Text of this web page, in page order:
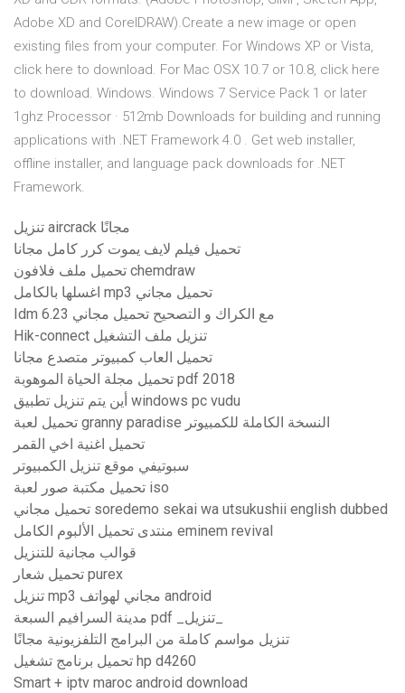
Adobe XD and CorelDRAW).Create a new image or open
existing files from your computer. For Windows XP or Vista,
click here to download. For Mac OSX 10.7 or 10.8, click here
to download. Windows. Windows 7 Service Pack 1 or later
1ghz Processor · 512mb Downloads for building and running
applications with .NET Framework 4.0 . Get web installer,
offline installer, and language pack downloads for .NET
Framework.
تنزيل aircrack مجانًا
تحميل فيلم لايف يموت كرر كامل مجانا
تحميل ملف فلافون chemdraw
اغسلها بالكامل mp3 تحميل مجاني
Idm 6.23 مع الكراك و التصحيح تحميل مجاني
Hik-connect تنزيل ملف التشغيل
تحميل العاب كمبيوتر متصدع مجانا
تحميل مجلة الحياة الموهوبة pdf 2018
أين يتم تنزيل تطبيق windows pc vudu
تحميل لعبة granny paradise النسخة الكاملة للكمبيوتر
تحميل اغنية اخي القمر
سبوتيفي موقع تنزيل الكمبيوتر
تحميل مكتبة صور لعبة iso
تحميل مجاني soredemo sekai wa utsukushii english dubbed
منتدى تحميل الألبوم الكامل eminem revival
قوالب مجانية للتنزيل
تحميل شعار purex
تنزيل mp3 مجاني لهواتف android
تنزيل مواسم كاملة من البرامج التلفزيونية مجانًا
تحميل برنامج تشغيل hp d4260
Smart + iptv maroc android download